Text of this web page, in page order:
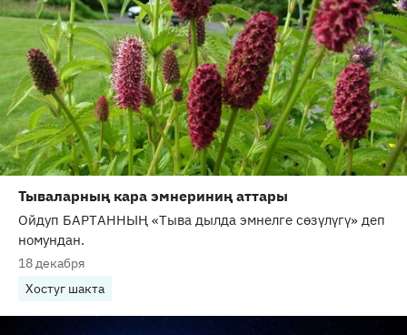
Тываларның кара эмнериниң аттары
Ойдуп БАРТАННЫҢ «Тыва дылда эмнелге сөзүлүгү» деп
номундан.
18 декабря
Хостуг шакта